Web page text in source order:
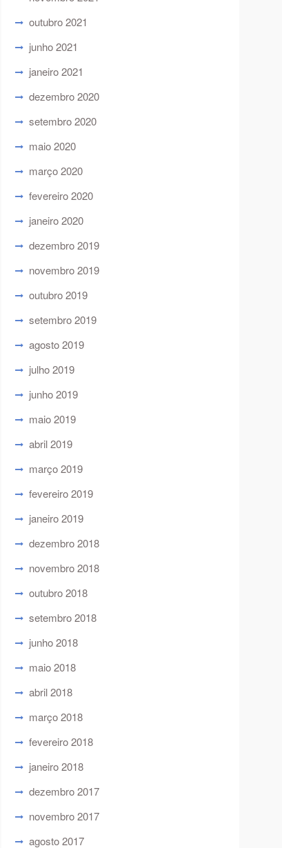
outubro 2021
junho 2021
janeiro 2021
dezembro 2020
setembro 2020
maio 2020
março 2020
fevereiro 2020
janeiro 2020
dezembro 2019
novembro 2019
outubro 2019
setembro 2019
agosto 2019
julho 2019
junho 2019
maio 2019
abril 2019
março 2019
fevereiro 2019
janeiro 2019
dezembro 2018
novembro 2018
outubro 2018
setembro 2018
junho 2018
maio 2018
abril 2018
março 2018
fevereiro 2018
janeiro 2018
dezembro 2017
novembro 2017
agosto 2017